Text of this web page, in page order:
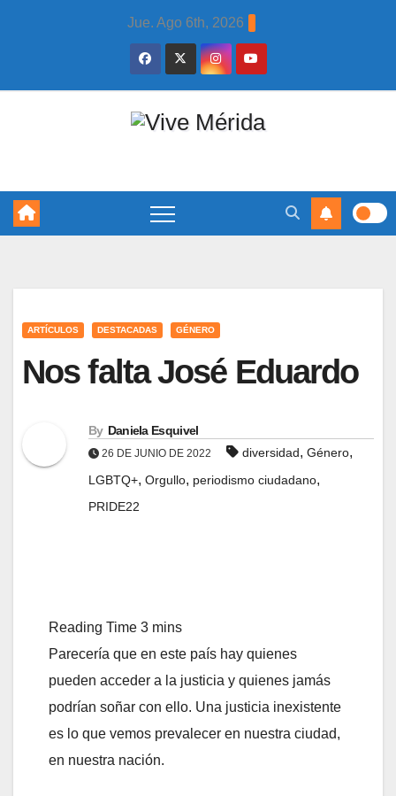
Jue. Ago 6th, 2026
ARTÍCULOS DESTACADAS GÉNERO
Nos falta José Eduardo
By Daniela Esquivel
26 DE JUNIO DE 2022 diversidad, Género,
LGBTQ+, Orgullo, periodismo ciudadano,
PRIDE22
Parecería que en este país hay quienes
pueden acceder a la justicia y quienes jamás
podrían soñar con ello. Una justicia inexistente
es lo que vemos prevalecer en nuestra ciudad,
en nuestra nación.